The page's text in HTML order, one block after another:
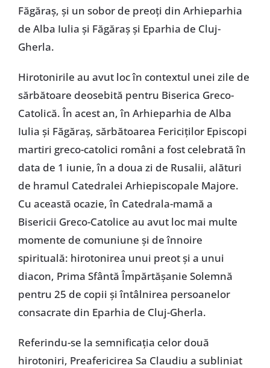
Făgăraș, și un sobor de preoți din Arhieparhia
de Alba Iulia și Făgăraș și Eparhia de Cluj-
Gherla.
Hirotonirile au avut loc în contextul unei zile de
sărbătoare deosebită pentru Biserica Greco-
Catolică. În acest an, în Arhieparhia de Alba
Iulia și Făgăraș, sărbătoarea Fericiților Episcopi
martiri greco-catolici români a fost celebrată în
data de 1 iunie, în a doua zi de Rusalii, alături
de hramul Catedralei Arhiepiscopale Majore.
Cu această ocazie, în Catedrala-mamă a
Bisericii Greco-Catolice au avut loc mai multe
momente de comuniune și de înnoire
spirituală: hirotonirea unui preot și a unui
diacon, Prima Sfântă Împărtășanie Solemnă
pentru 25 de copii și întâlnirea persoanelor
consacrate din Eparhia de Cluj-Gherla.
Referindu-se la semnificația celor două
hirotoniri, Preafericirea Sa Claudiu a subliniat